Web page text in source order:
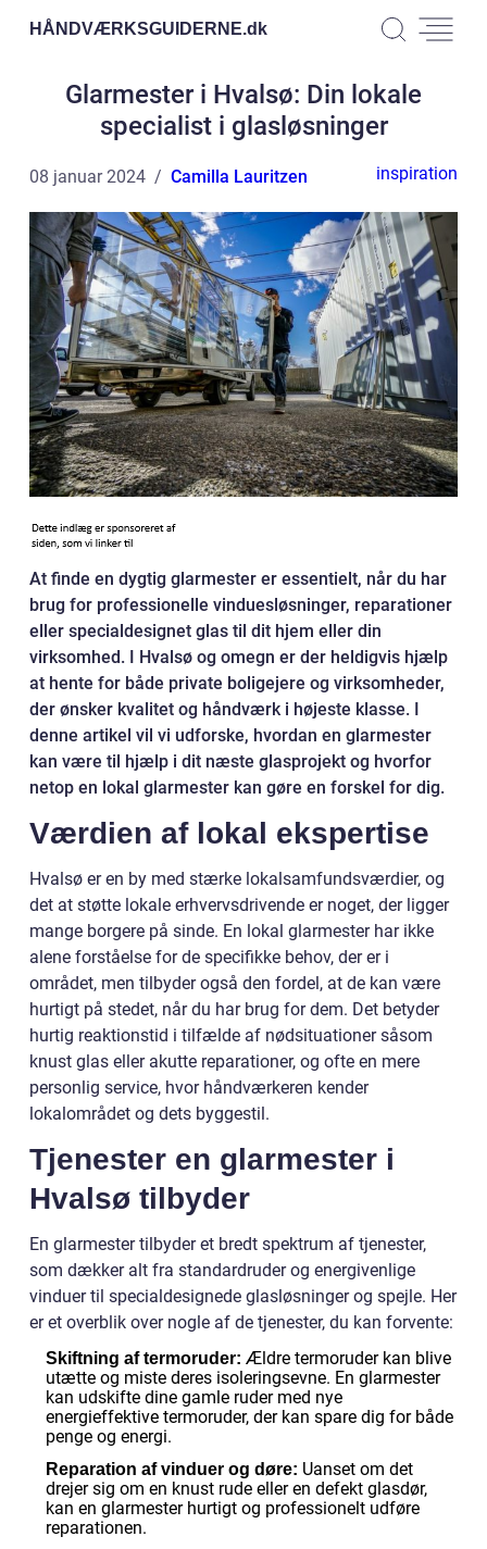
HÅNDVÆRKSGUIDERNE.dk
Glarmester i Hvalsø: Din lokale
specialist i glasløsninger
08 januar 2024 Camilla Lauritzen inspiration
At finde en dygtig glarmester er essentielt, når du har
brug for professionelle vinduesløsninger, reparationer
eller specialdesignet glas til dit hjem eller din
virksomhed. I Hvalsø og omegn er der heldigvis hjælp
at hente for både private boligejere og virksomheder,
der ønsker kvalitet og håndværk i højeste klasse. I
denne artikel vil vi udforske, hvordan en glarmester
kan være til hjælp i dit næste glasprojekt og hvorfor
netop en lokal glarmester kan gøre en forskel for dig.
Værdien af lokal ekspertise
Hvalsø er en by med stærke lokalsamfundsværdier, og
det at støtte lokale erhvervsdrivende er noget, der ligger
mange borgere på sinde. En lokal glarmester har ikke
alene forståelse for de specifikke behov, der er i
området, men tilbyder også den fordel, at de kan være
hurtigt på stedet, når du har brug for dem. Det betyder
hurtig reaktionstid i tilfælde af nødsituationer såsom
knust glas eller akutte reparationer, og ofte en mere
personlig service, hvor håndværkeren kender
lokalområdet og dets byggestil.
Tjenester en glarmester i
Hvalsø tilbyder
En glarmester tilbyder et bredt spektrum af tjenester,
som dækker alt fra standardruder og energivenlige
vinduer til specialdesignede glasløsninger og spejle. Her
er et overblik over nogle af de tjenester, du kan forvente:
Skiftning af termoruder: Ældre termoruder kan blive
utætte og miste deres isoleringsevne. En glarmester
kan udskifte dine gamle ruder med nye
energieffektive termoruder, der kan spare dig for både
penge og energi.
Reparation af vinduer og døre: Uanset om det
drejer sig om en knust rude eller en defekt glasdør,
kan en glarmester hurtigt og professionelt udføre
reparationen.